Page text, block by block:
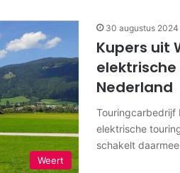
Weert
30 augustus 2024
Kupers uit
Nederland
Touringcarbedrijf
elektrische
schakelt